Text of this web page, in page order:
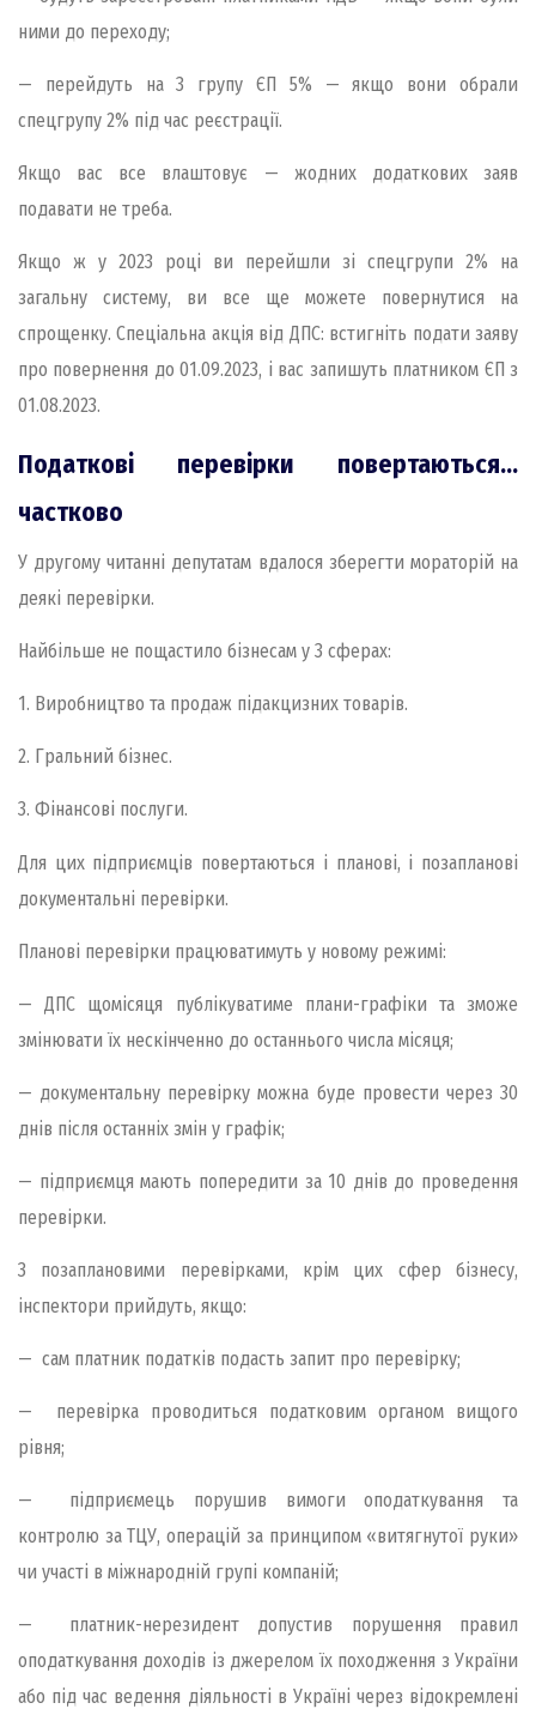
ними до переходу;
— перейдуть на 3 групу ЄП 5% — якщо вони обрали
спецгрупу 2% під час реєстрації.
Якщо вас все влаштовує — жодних додаткових заяв
подавати не треба.
Якщо ж у 2023 році ви перейшли зі спецгрупи 2% на
загальну систему, ви все ще можете повернутися на
спрощенку. Спеціальна акція від ДПС: встигніть подати заяву
про повернення до 01.09.2023, і вас запишуть платником ЄП з
01.08.2023.
Податкові перевірки повертаються...
частково
У другому читанні депутатам вдалося зберегти мораторій на
деякі перевірки.
Найбільше не пощастило бізнесам у 3 сферах:
1. Виробництво та продаж підакцизних товарів.
2. Гральний бізнес.
3. Фінансові послуги.
Для цих підприємців повертаються і планові, і позапланові
документальні перевірки.
Планові перевірки працюватимуть у новому режимі:
— ДПС щомісяця публікуватиме плани-графіки та зможе
змінювати їх нескінченно до останнього числа місяця;
— документальну перевірку можна буде провести через 30
днів після останніх змін у графік;
— підприємця мають попередити за 10 днів до проведення
перевірки.
З позаплановими перевірками, крім цих сфер бізнесу,
інспектори прийдуть, якщо:
— сам платник податків подасть запит про перевірку;
— перевірка проводиться податковим органом вищого
рівня;
— підприємець порушив вимоги оподаткування та
контролю за ТЦУ, операцій за принципом «витягнутої руки»
чи участі в міжнародній групі компаній;
— платник-нерезидент допустив порушення правил
оподаткування доходів із джерелом їх походження з України
або під час ведення діяльності в Україні через відокремлені